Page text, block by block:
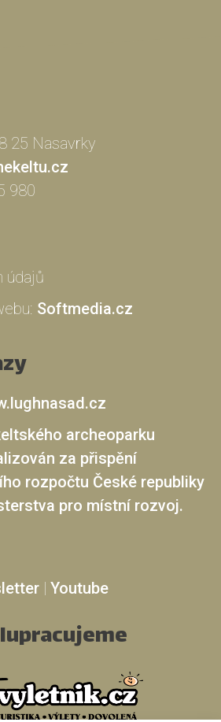
25 Nasavrky
980
údajů
Softmedia.cz
archeoparku
za přispění
rozpočtu České republiky
pro místní rozvoj.
| Youtube